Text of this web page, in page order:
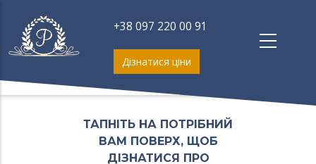
основного
вмісту
+38 097 220 00 91
Дізнатися ціни
ТАПНІТЬ НА ПОТРІБНИЙ
ВАМ ПОВЕРХ, ЩОБ
ДІЗНАТИСЯ ПРО